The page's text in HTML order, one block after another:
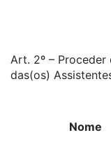
Art. 2º –
das(os)
Nome